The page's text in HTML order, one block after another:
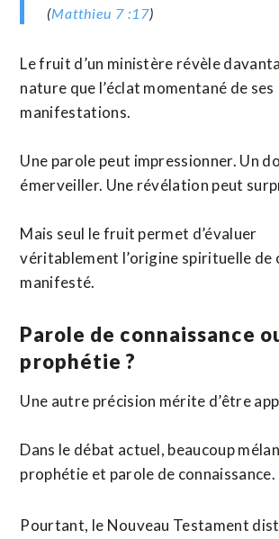
(Matthieu 7 :17)
Le fruit d’un ministère révèle
nature que l’éclat momentané de ses
manifestations.
Une parole peut impressionner. Un
émerveiller. Une révélation peut
Mais seul le fruit permet d’évaluer
véritablement l’origine spirituelle de
manifesté.
Parole de connaissance
prophétie ?
Une autre précision mérite d’être
Dans le débat actuel, beaucoup
prophétie et parole de connaissance.
Pourtant, le Nouveau Testament